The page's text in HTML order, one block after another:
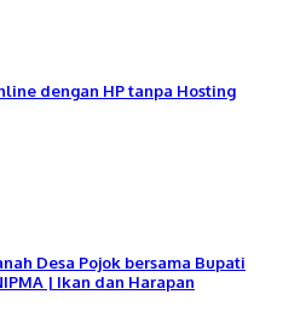
dengan HP tanpa Hosting
Desa Pojok bersama Bupati
| Ikan dan Harapan